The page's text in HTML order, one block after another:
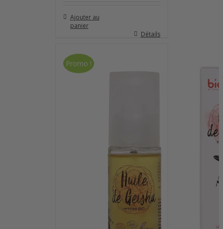
Ajouter au
panier
Détails
Promo !